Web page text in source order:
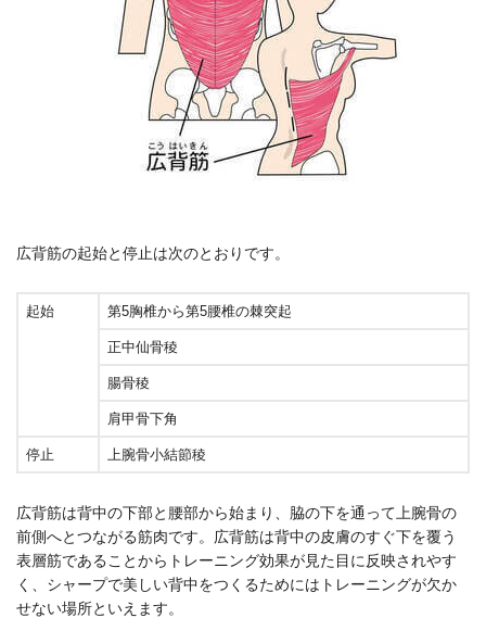
広背筋の起始と停止は次のとおりです。
起始 第5胸椎から第5腰椎の棘突起
正中仙骨稜
腸骨稜
肩甲骨下角
停止 上腕骨小結節稜
広背筋は背中の下部と腰部から始まり、脇の下を通って上腕骨の
前側へとつながる筋肉です。広背筋は背中の皮膚のすぐ下を覆う
表層筋であることからトレーニング効果が見た目に反映されやす
く、シャープで美しい背中をつくるためにはトレーニングが欠か
せない場所といえます。